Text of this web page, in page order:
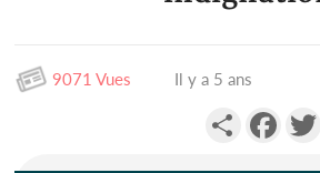
9071 Vues Il y a 5 ans
Partager